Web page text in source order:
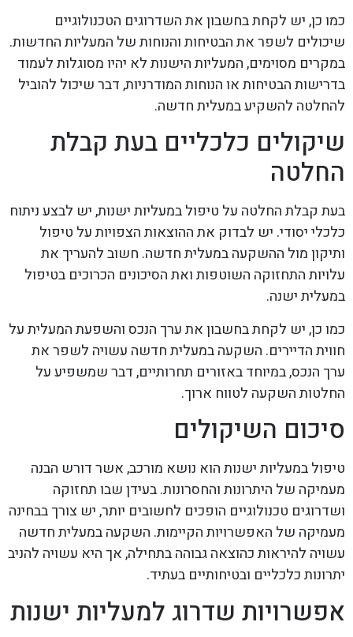
כמו כן, יש לקחת בחשבון את השדרוגים הטכנולוגיים
שיכולים לשפר את הבטיחות והנוחות של המעליות החדשות.
במקרים מסוימים, המעליות הישנות לא יהיו מסוגלות לעמוד
בדרישות הבטיחות או הנוחות המודרניות, דבר שיכול להוביל
להחלטה להשקיע במעלית חדשה.
שיקולים כלכליים בעת קבלת
החלטה
בעת קבלת החלטה על טיפול במעליות ישנות, יש לבצע ניתוח
כלכלי יסודי. יש לבדוק את ההוצאות הצפויות על טיפול
ותיקון מול ההשקעה במעלית חדשה. חשוב להעריך את
עלויות התחזוקה השוטפות ואת הסיכונים הכרוכים בטיפול
במעלית ישנה.
כמו כן, יש לקחת בחשבון את ערך הנכס והשפעת המעלית על
חווית הדיירים. השקעה במעלית חדשה עשויה לשפר את
ערך הנכס, במיוחד באזורים תחרותיים, דבר שמשפיע על
החלטות השקעה לטווח ארוך.
סיכום השיקולים
טיפול במעליות ישנות הוא נושא מורכב, אשר דורש הבנה
מעמיקה של היתרונות והחסרונות. בעידן שבו תחזוקה
ושדרוגים טכנולוגיים הופכים לחשובים יותר, יש צורך בבחינה
מעמיקה של האפשרויות הקיימות. השקעה במעלית חדשה
עשויה להיראות כהוצאה גבוהה בתחילה, אך היא עשויה להניב
יתרונות כלכליים ובטיחותיים בעתיד.
אפשרויות שדרוג למעליות ישנות